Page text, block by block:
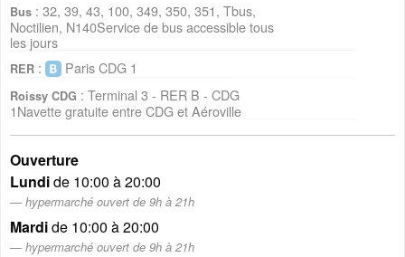
Bus : 32, 39, 43, 100, 349, 350, 351, Tbus,
Noctilien, N140Service de bus accessible tous
les jours
RER : Paris CDG 1
Roissy CDG : Terminal 3 - RER B - CDG
1Navette gratuite entre CDG et Aéroville
Ouverture
Lundide 10:00 à 20:00
hypermarché ouvert de 9h à 21h
Mardide 10:00 à 20:00
hypermarché ouvert de 9h à 21h